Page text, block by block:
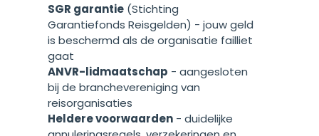
SGR garantie (Stichting
Garantiefonds Reisgelden) - jouw geld
is beschermd als de organisatie failliet
gaat
ANVR-lidmaatschap - aangesloten
bij de branchevereniging van
reisorganisaties
Heldere voorwaarden - duidelijke